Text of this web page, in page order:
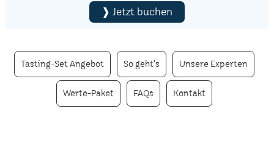
❱ Jetzt buchen
Tasting-Set Angebot So geht's Unsere Experten
Werte-Paket FAQs Kontakt